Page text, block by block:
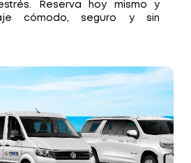
Reserva hoy mismo y
cómodo, seguro y sin